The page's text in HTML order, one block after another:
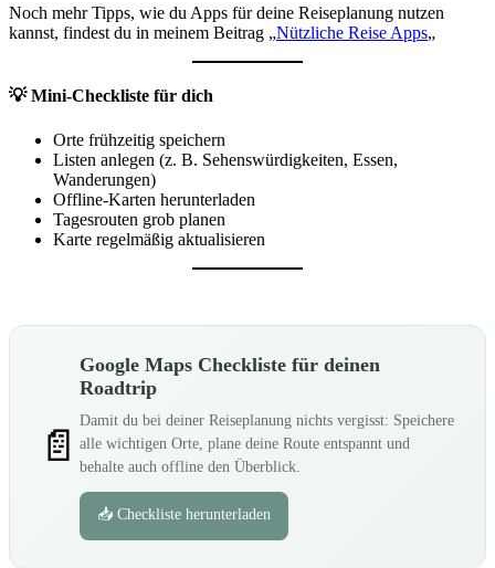
Noch mehr Tipps, wie du Apps für deine Reiseplanung nutzen
kannst, findest du in meinem Beitrag „Nützliche Reise Apps„
💡Mini-Checkliste für dich
Orte frühzeitig speichern
Listen anlegen (z. B. Sehenswürdigkeiten, Essen,
Wanderungen)
Offline-Karten herunterladen
Tagesrouten grob planen
Karte regelmäßig aktualisieren
📄
Google Maps Checkliste für deinen
Roadtrip
Damit du bei deiner Reiseplanung nichts vergisst: Speichere
alle wichtigen Orte, plane deine Route entspannt und
behalte auch offline den Überblick.
📥 Checkliste herunterladen